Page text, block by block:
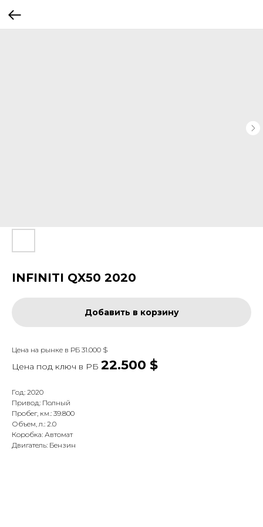
INFINITI QX50 2020
Добавить в корзину
Цена на рынке в РБ 31.000 $
Цена под ключ в РБ 22.500 $
Год: 2020
Привод: Полный
Пробег, км.: 39.800
Объем, л.: 2.0
Коробка: Автомат
Двигатель: Бензин